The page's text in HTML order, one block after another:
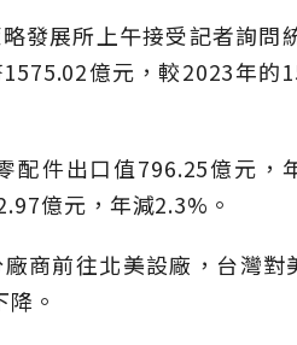
發展所上午接受記者詢問
億元，較2023年的
配件出口值796.25億元，
億元，年減2.3%。
商前往北美設廠，台灣
。